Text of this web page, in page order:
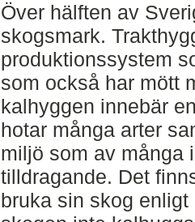
Över hälften av
skogsmark.
produktionssystem
som också har mött
kalhyggen innebär
hotar många arter
miljö som av många
tilldragande. Det
bruka sin skog